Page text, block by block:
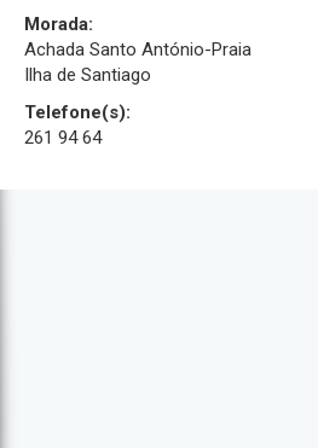
Morada:
Achada Santo António-Praia
Ilha de Santiago
Telefone(s):
261 94 64